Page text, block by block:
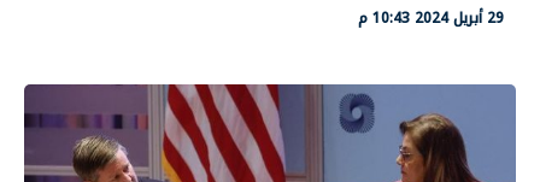
29 أبريل 2024 10:43 م